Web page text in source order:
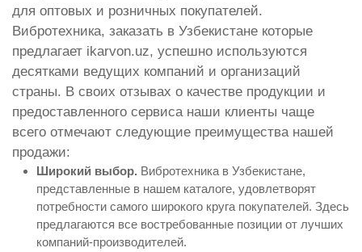
для оптовых и розничных покупателей.
Вибротехника, заказать в Узбекистане которые
предлагает ikarvon.uz, успешно используются
десятками ведущих компаний и организаций
страны. В своих отзывах о качестве продукции и
предоставленного сервиса наши клиенты чаще
всего отмечают следующие преимущества нашей
продажи:
Широкий выбор. Вибротехника в Узбекистане,
представленные в нашем каталоге, удовлетворят
потребности самого широкого круга покупателей. Здесь
предлагаются все востребованные позиции от лучших
компаний-производителей.